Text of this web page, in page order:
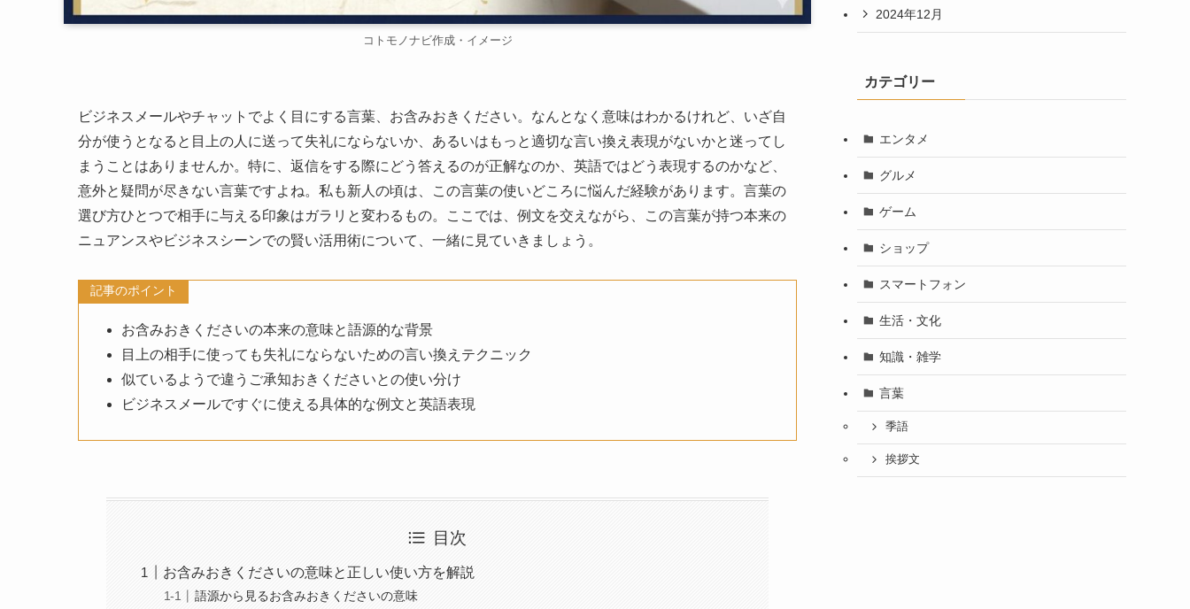
コトモノナビ作成・イメージ
ビジネスメールやチャットでよく目にする言葉、お含みおきください。なんとなく意味はわかるけれど、いざ自
分が使うとなると目上の人に送って失礼にならないか、あるいはもっと適切な言い換え表現がないかと迷ってし
まうことはありませんか。特に、返信をする際にどう答えるのが正解なのか、英語ではどう表現するのかなど、
意外と疑問が尽きない言葉ですよね。私も新人の頃は、この言葉の使いどころに悩んだ経験があります。言葉の
選び方ひとつで相手に与える印象はガラリと変わるもの。ここでは、例文を交えながら、この言葉が持つ本来の
ニュアンスやビジネスシーンでの賢い活用術について、一緒に見ていきましょう。
記事のポイント
お含みおきくださいの本来の意味と語源的な背景
目上の相手に使っても失礼にならないための言い換えテクニック
似ているようで違うご承知おきくださいとの使い分け
ビジネスメールですぐに使える具体的な例文と英語表現
目次
お含みおきくださいの意味と正しい使い方を解説
語源から見るお含みおきくださいの意味
2024年12月
カテゴリー
エンタメ
グルメ
ゲーム
ショップ
スマートフォン
生活・文化
知識・雑学
言葉
季語
挨拶文